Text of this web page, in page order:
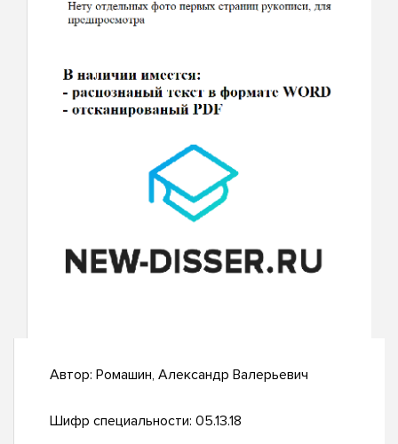
Автор: Ромашин, Александр Валерьевич
Шифр специальности: 05.13.18